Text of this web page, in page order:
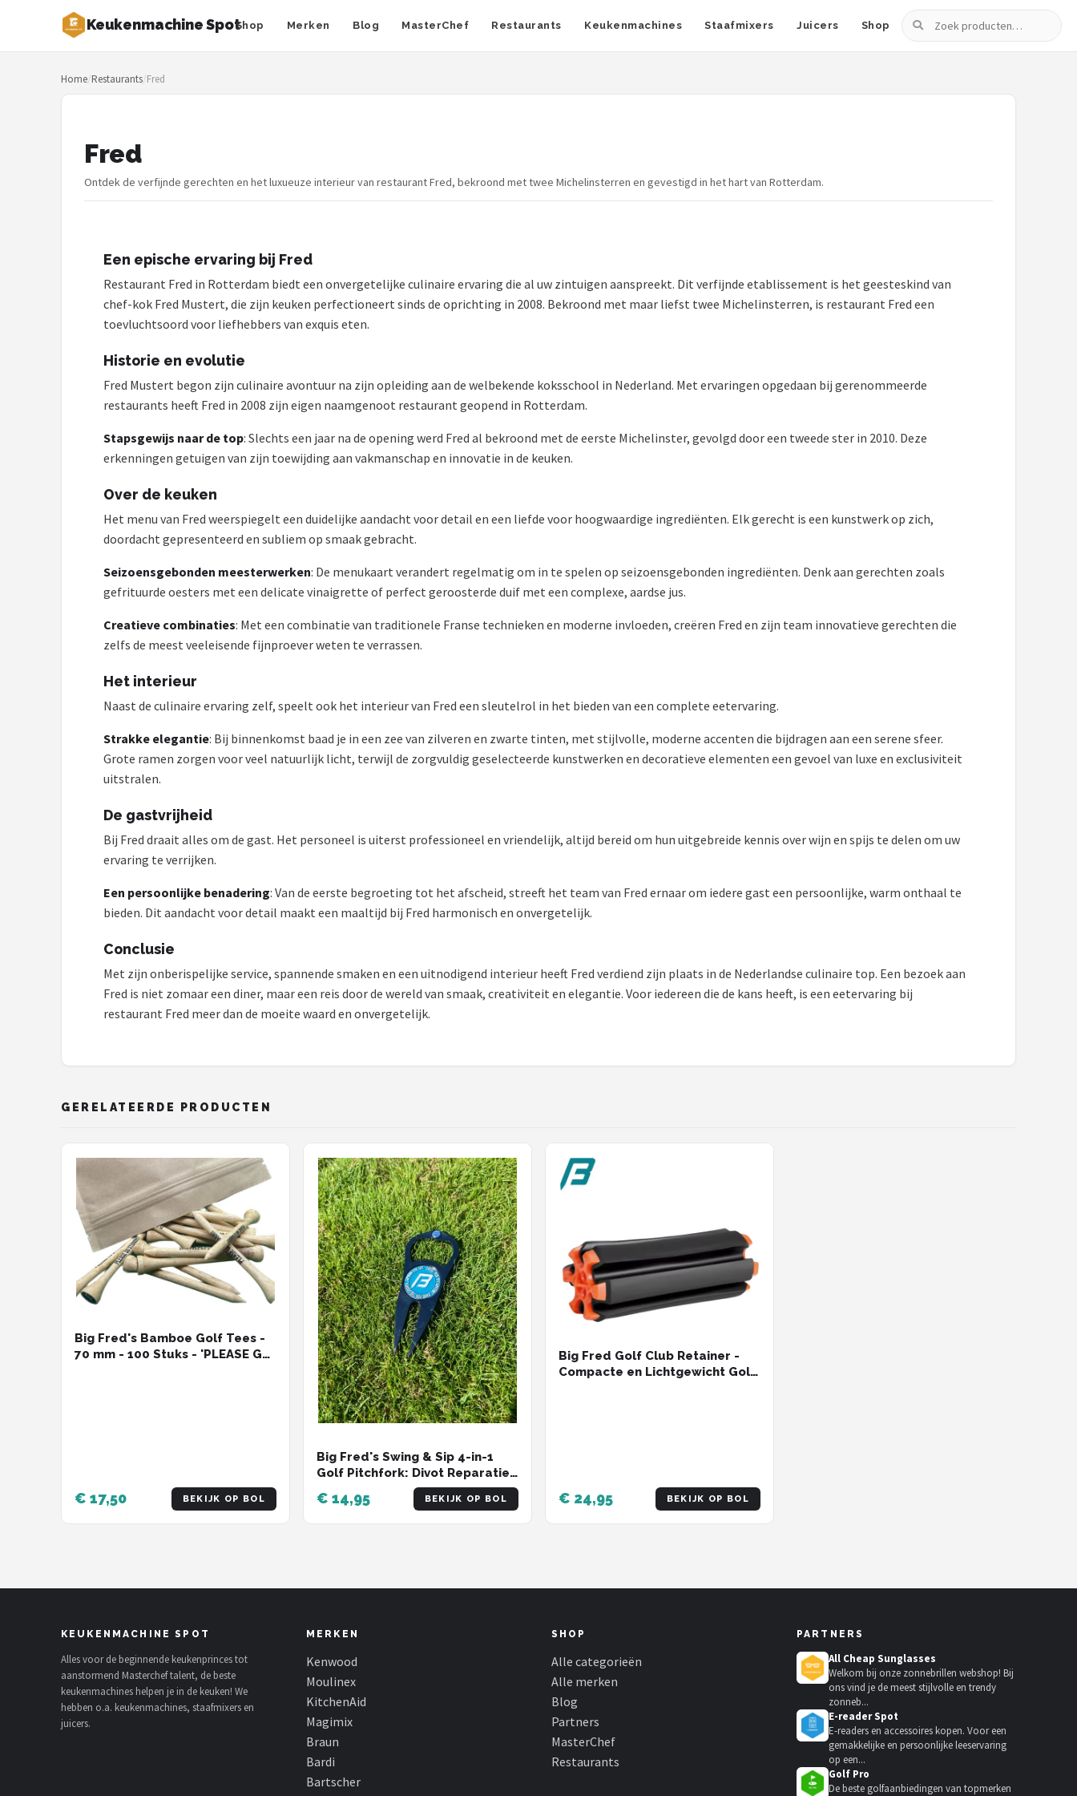
Keukenmachine SpotShop Merken Blog MasterChef Restaurants Keukenmachines Staafmixers Juicers Shop
Zoeken
Zoeken
NAVIGATIE
Keukenmachines
POPULAIRE MERKEN
Nutribullet
Home/Restaurants/Fred
Fred
Ontdek de verfijnde gerechten en het luxueuze interieur van restaurant Fred, bekroond met twee Michelinsterren en gevestigd in het hart van Rotterdam.
Een epische ervaring bij Fred
Restaurant Fred in Rotterdam biedt een onvergetelijke culinaire ervaring die al uw zintuigen aanspreekt. Dit verfijnde etablissement is het geesteskind van
chef-kok Fred Mustert, die zijn keuken perfectioneert sinds de oprichting in 2008. Bekroond met maar liefst twee Michelinsterren, is restaurant Fred een
toevluchtsoord voor liefhebbers van exquis eten.
Historie en evolutie
Fred Mustert begon zijn culinaire avontuur na zijn opleiding aan de welbekende koksschool in Nederland. Met ervaringen opgedaan bij gerenommeerde
restaurants heeft Fred in 2008 zijn eigen naamgenoot restaurant geopend in Rotterdam.
Stapsgewijs naar de top: Slechts een jaar na de opening werd Fred al bekroond met de eerste Michelinster, gevolgd door een tweede ster in 2010. Deze
erkenningen getuigen van zijn toewijding aan vakmanschap en innovatie in de keuken.
Over de keuken
Het menu van Fred weerspiegelt een duidelijke aandacht voor detail en een liefde voor hoogwaardige ingrediënten. Elk gerecht is een kunstwerk op zich,
doordacht gepresenteerd en subliem op smaak gebracht.
Seizoensgebonden meesterwerken: De menukaart verandert regelmatig om in te spelen op seizoensgebonden ingrediënten. Denk aan gerechten zoals
gefrituurde oesters met een delicate vinaigrette of perfect geroosterde duif met een complexe, aardse jus.
Creatieve combinaties: Met een combinatie van traditionele Franse technieken en moderne invloeden, creëren Fred en zijn team innovatieve gerechten die
zelfs de meest veeleisende fijnproever weten te verrassen.
Het interieur
Naast de culinaire ervaring zelf, speelt ook het interieur van Fred een sleutelrol in het bieden van een complete eetervaring.
Strakke elegantie: Bij binnenkomst baad je in een zee van zilveren en zwarte tinten, met stijlvolle, moderne accenten die bijdragen aan een serene sfeer.
Grote ramen zorgen voor veel natuurlijk licht, terwijl de zorgvuldig geselecteerde kunstwerken en decoratieve elementen een gevoel van luxe en exclusiviteit
uitstralen.
De gastvrijheid
Bij Fred draait alles om de gast. Het personeel is uiterst professioneel en vriendelijk, altijd bereid om hun uitgebreide kennis over wijn en spijs te delen om uw
ervaring te verrijken.
Een persoonlijke benadering: Van de eerste begroeting tot het afscheid, streeft het team van Fred ernaar om iedere gast een persoonlijke, warm onthaal te
bieden. Dit aandacht voor detail maakt een maaltijd bij Fred harmonisch en onvergetelijk.
Conclusie
Met zijn onberispelijke service, spannende smaken en een uitnodigend interieur heeft Fred verdiend zijn plaats in de Nederlandse culinaire top. Een bezoek aan
Fred is niet zomaar een diner, maar een reis door de wereld van smaak, creativiteit en elegantie. Voor iedereen die de kans heeft, is een eetervaring bij
restaurant Fred meer dan de moeite waard en onvergetelijk.
GERELATEERDE PRODUCTEN
Big Fred's Bamboe Golf Tees -
70 mm - 100 Stuks - 'PLEASE GO
€ 17,50 BEKIJK OP BOL
Big Fred's Swing & Sip 4-in-1
Golf Pitchfork: Divot Reparatie,
Balmarker, Flessenopener &
Club Steun | Golf Divot tool
€ 14,95 BEKIJK OP BOL
Big Fred Golf Club Retainer -
Compacte en Lichtgewicht Golf
€ 24,95 BEKIJK OP BOL
KEUKENMACHINE SPOT
Alles voor de beginnende keukenprinces tot
aanstormend Masterchef talent, de beste
keukenmachines helpen je in de keuken! We
hebben o.a. keukenmachines, staafmixers en
juicers.
MERKEN
Kenwood
Moulinex
KitchenAid
Magimix
Braun
Bardi
Bartscher
SHOP
Alle categorieën
Alle merken
Blog
Partners
MasterChef
Restaurants
PARTNERS
All Cheap Sunglasses
Welkom bij onze zonnebrillen webshop! Bij
ons vind je de meest stijlvolle en trendy
zonneb...
E-reader Spot
E-readers en accessoires kopen. Voor een
gemakkelijke en persoonlijke leeservaring
op een...
Golf Pro
De beste golfaanbiedingen van topmerken